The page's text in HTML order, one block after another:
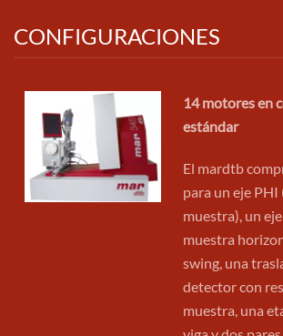
CONFIGURACIONES
14 motores en
estándar
El mardtb
para un eje
muestra), un
muestra
swing, una
detector con
muestra, una